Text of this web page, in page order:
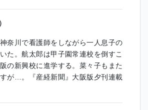
奈川で看護師をしながら一人息子の
た。航太郎は甲子園常連校を倒すこ
の新興校に進学する。菜々子もまた
が…。『産経新聞』大阪版夕刊連載